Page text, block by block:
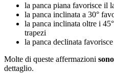
la panca piana favorisce il
la panca inclinata a 30°
la panca inclinata oltre i
trapezi
la panca declinata
Molte di queste affermazioni
dettaglio.